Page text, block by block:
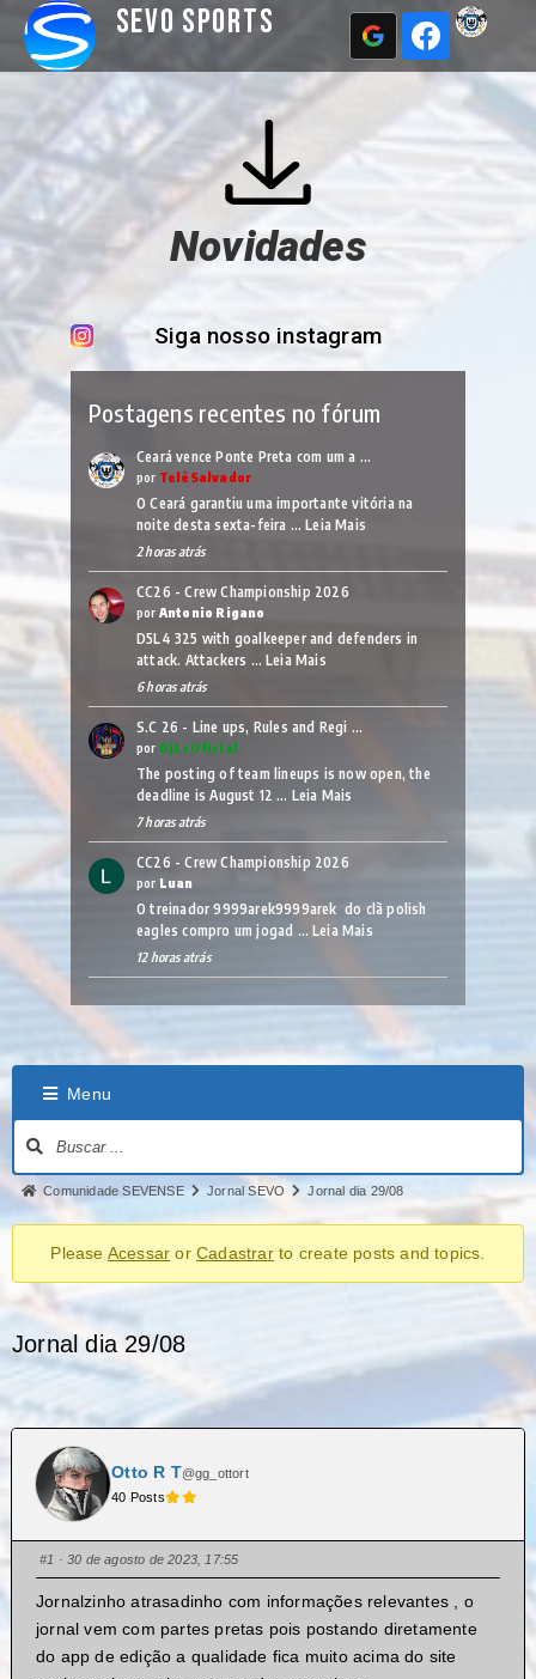
Sevo Sports
Novidades
Siga nosso instagram
Postagens recentes no fórum
Ceará vence Ponte Preta com um a …
por TelêSalvador
O Ceará garantiu uma importante vitória na
noite desta sexta-feira …Leia Mais
2 horas atrás
CC26 - Crew Championship 2026
por Antonio Rigano
D5L4 325 with goalkeeper and defenders in
attack. Attackers … Leia Mais
6 horas atrás
S.C 26 - Line ups, Rules and Regi …
por DjLsOficial
The posting of team lineups is now open, the
deadline is August 12 … Leia Mais
7 horas atrás
CC26 - Crew Championship 2026
por Luan
O treinador 9999arek9999arek do clã polish
eagles compro um jogad … Leia Mais
12 horas atrás
Menu
Comunidade SEVENSE Jornal SEVO Jornal dia 29/08
Please Acessar orCadastrarto create posts and topics.
Jornal dia 29/08
Otto R T@gg_ottort
40 Posts
#1 · 30 de agosto de 2023, 17:55
Jornalzinho atrasadinho com informações relevantes , o
jornal vem com partes pretas pois postando diretamente
do app de edição a qualidade fica muito acima do site